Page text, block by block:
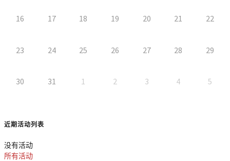
16 17 18 19 20 21 22
23 24 25 26 27 28 29
30 31 1 2 3 4 5
近期活动列表
没有活动
所有活动